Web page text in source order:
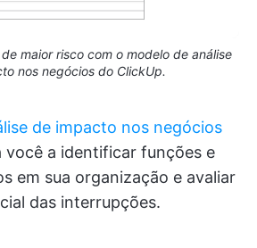
maior risco com o modelo de análise
nos negócios do ClickUp.
de impacto nos negócios
você a identificar funções e
em sua organização e avaliar
das interrupções.